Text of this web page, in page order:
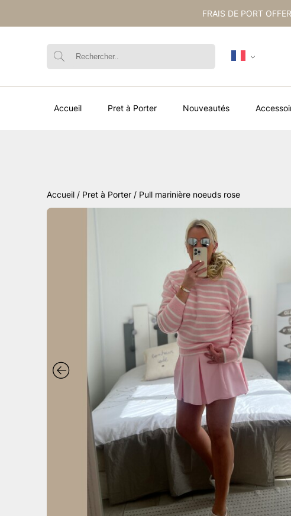
FRAIS DE PORT
Accueil Pret à Porter Nouveautés
Accueil / Pret à Porter / Pull marinière noeuds rose